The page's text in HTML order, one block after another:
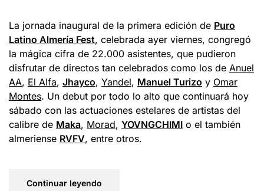
La jornada inaugural de la primera edición de Puro
Latino Almería Fest, celebrada ayer viernes, congregó
la mágica cifra de 22.000 asistentes, que pudieron
disfrutar de directos tan celebrados como los de Anuel
AA, El Alfa, Jhayco, Yandel, Manuel Turizo y Omar
Montes. Un debut por todo lo alto que continuará hoy
sábado con las actuaciones estelares de artistas del
calibre de Maka, Morad, YOVNGCHIMI o el también
almeriense RVFV, entre otros.
Continuar leyendo